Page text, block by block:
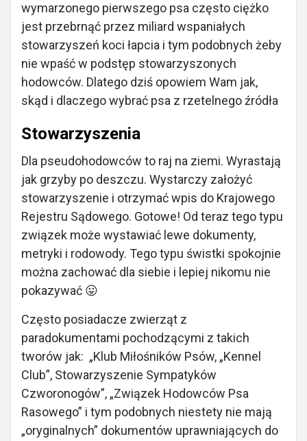
wymarzonego pierwszego psa często ciężko
jest przebrnąć przez miliard wspaniałych
stowarzyszeń koci łapcia i tym podobnych żeby
nie wpaść w podstęp stowarzyszonych
hodowców. Dlatego dziś opowiem Wam jak,
skąd i dlaczego wybrać psa z rzetelnego źródła
Stowarzyszenia
Dla pseudohodowców to raj na ziemi. Wyrastają
jak grzyby po deszczu. Wystarczy założyć
stowarzyszenie i otrzymać wpis do Krajowego
Rejestru Sądowego. Gotowe! Od teraz tego typu
związek może wystawiać lewe dokumenty,
metryki i rodowody. Tego typu świstki spokojnie
można zachować dla siebie i lepiej nikomu nie
pokazywać 😛
Często posiadacze zwierząt z
paradokumentami pochodzącymi z takich
tworów jak: „Klub Miłośników Psów, „Kennel
Club”, Stowarzyszenie Sympatyków
Czworonogów”, „Związek Hodowców Psa
Rasowego” i tym podobnych niestety nie mają
„oryginalnych” dokumentów uprawniających do